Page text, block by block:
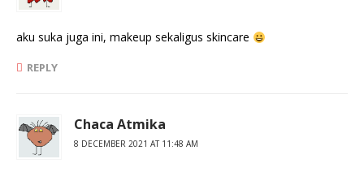
aku suka juga ini, makeup sekaligus skincare
REPLY
Chaca Atmika
8 DECEMBER 2021 AT 11:48 AM